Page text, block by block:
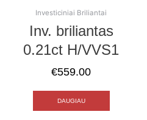
Investiciniai Briliantai
Inv. briliantas
0.21ct H/VVS1
€559.00
DAUGIAU